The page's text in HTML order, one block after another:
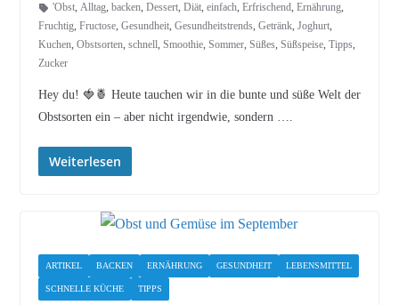
'Obst, Alltag, backen, Dessert, Diät, einfach, Erfrischend, Ernährung,
Fruchtig, Fructose, Gesundheit, Gesundheitstrends, Getränk, Joghurt,
Kuchen, Obstsorten, schnell, Smoothie, Sommer, Süßes, Süßspeise, Tipps,
Zucker
Hey du! 🍓🍍 Heute tauchen wir in die bunte und süße Welt der
Obstsorten ein – aber nicht irgendwie, sondern ….
Weiterlesen
ARTIKEL BACKEN ERNÄHRUNG GESUNDHEIT LEBENSMITTEL
SCHNELLE KÜCHE TIPPS